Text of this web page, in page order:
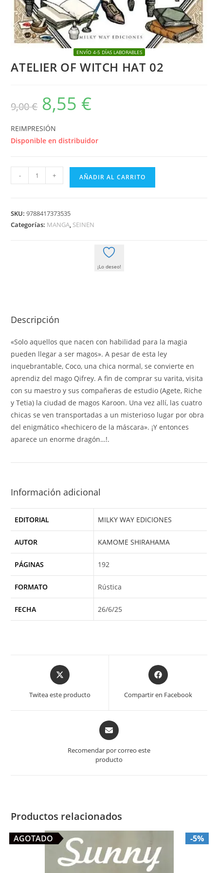
ENVÍO 4-5 DÍAS LABORABLES
ATELIER OF WITCH HAT 02
9,00€
El
precio
original
9,00 €.
8,55 €
REIMPRESIÓN
Disponible en distribuidor
ATELIER
OF
02
- + AÑADIR AL CARRITO
SKU:9788417373535
Categorías: MANGA, SEINEN
¡Lo deseo!
Descripción
«Solo aquellos que nacen con habilidad para la magia
pueden llegar a ser magos». A pesar de esta ley
inquebrantable, Coco, una chica normal, se convierte en
aprendiz del mago Qifrey. A fin de comprar su varita, visita
con su maestro y sus compañeras de estudio (Agete, Riche
y Tetia) la ciudad de magos Karoon. Una vez allí, las cuatro
chicas se ven transportadas a un misterioso lugar por obra
del enigmático «hechicero de la máscara». ¡Y entonces
aparece un enorme dragón…!.
Información adicional
EDITORIAL MILKY WAY EDICIONES
AUTOR KAMOME SHIRAHAMA
PÁGINAS 192
FORMATO Rústica
FECHA 26/6/25
Opens
in
Twitea este producto
Opens
in
a
Compartir en Facebook
Opens
in
new
Recomendar por correo este
producto
Productos relacionados
-5%
AGOTADO